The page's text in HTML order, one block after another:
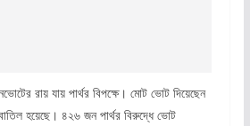
রায় যায় পার্থর বিপক্ষে। মোট ভোট দিয়েছেন
হয়েছে। ৪২৬ জন পার্থর বিরুদ্ধে ভোট